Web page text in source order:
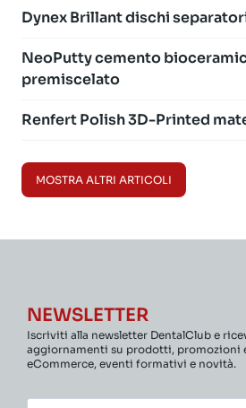
Dynex Brillant dischi
NeoPutty cemento
premiscelato
Renfert Polish 3D-Printed
MOSTRA ALTRI ARTICOLI
NEWSLETTER
Iscriviti alla newsletter DentalClub e
aggiornamenti su prodotti, promozioni
eCommerce, eventi formativi e novità.